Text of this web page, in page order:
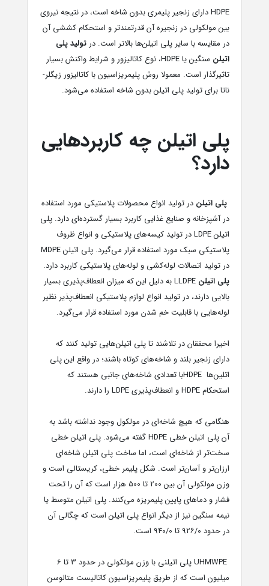
HDPE دارای زنجیر پلیمری بدون شاخه است، در نتیجه نیروی
بین مولکولی در زنجیره آن قدرتمندتر و استحکام کششی آن
در مقایسه با سایر پلی اتیلن‌ها بالاتر است. در تولید پلی
اتیلن
سنگین یا HDPE، نوع کاتالیزور و شرایط واکنش بسیار
تاثیرگذار است. معمولا روش پلیمریزاسیون با کاتالیزور زیگلر-
ناتا برای تولید پلی اتیلن بدون شاخه استفاده می‌شود.
پلی اتیلن چه کاربردهایی
دارد؟
پلی اتیلن در تولید انواع محصولات پلاستیکی مورد استفاده
در آشپزخانه و صنایع غذایی کاربرد بسیار گسترده‌ای دارد. پلی
اتیلن LDPE در تولید کیسه‌های پلاستیکی و انواع ظروف
پلاستیکی سبک مورد استفاده قرار می‌گیرد. پلی اتیلن MDPE
در تولید اتصالات لوله‌کشی و لوله‌های پلاستیکی کاربرد دارد.
پلی اتیلن
LLDPE به دلیل این که میزان انعطاف‌پذیری بسیار
بالایی دارند، در تولید انواع لوازم پلاستیکی انعطاف‌پذیر نظیر
لوله‌هایی با قابلیت خم شدن مورد استفاده قرار می‌گیرد.
اخیرا محققان در تلاشند تا پلی اتیلن‌هایی تولید کنند که
دارای زنجیر بلند و شاخه‌های کوتاه باشند؛ در واقع این پلی
اتلین‌ها HDPEبا تعدادی شاخه‌های جانبی هستند که
استحکام HDPE و انعطاف‌پذیری LDPE را دارند.
هنگامی که هیچ شاخه‌ای در مولکول وجود نداشته باشد به
آن پلی اتیلن خطی HDPE گفته می‌شود. پلی اتیلن خطی
سخت‌تر از شاخه‌ای است، اما ساخت پلی اتیلن شاخه‌ای
ارزان‌تر و آسان‌تر است. شکل پلیمر خطی، کریستالی است و
وزن مولکولی آن بین 200 تا 500 هزار است که آن را تحت
فشار و دماهای پایین پلیمریزه می‌کنند. پلی اتیلن متوسط یا
نیمه سنگین نیز از دیگر انواع پلی اتیلن است که چگالی آن
در حدود ۹۲۶/۰ تا ۹۴۰/0 است.
UHMWPE پلی اتیلنی با وزن مولکولی در حدود 3 تا 6
میلیون است که از طریق پلیمریزاسیون کاتالیست متالوسن